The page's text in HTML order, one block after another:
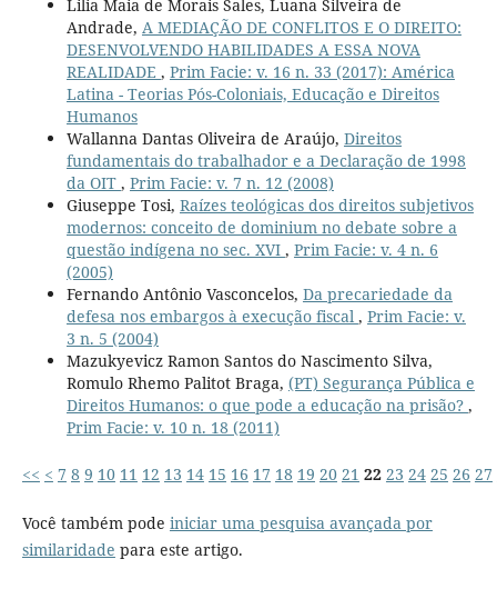
Lilia Maia de Morais Sales, Luana Silveira de
Andrade, A MEDIAÇÃO DE CONFLITOS E O DIREITO:
DESENVOLVENDO HABILIDADES A ESSA NOVA
REALIDADE , Prim Facie: v. 16 n. 33 (2017): América
Latina - Teorias Pós-Coloniais, Educação e Direitos
Humanos
Wallanna Dantas Oliveira de Araújo, Direitos
fundamentais do trabalhador e a Declaração de 1998
da OIT , Prim Facie: v. 7 n. 12 (2008)
Giuseppe Tosi, Raízes teológicas dos direitos subjetivos
modernos: conceito de dominium no debate sobre a
questão indígena no sec. XVI , Prim Facie: v. 4 n. 6
(2005)
Fernando Antônio Vasconcelos, Da precariedade da
defesa nos embargos à execução fiscal , Prim Facie: v.
3 n. 5 (2004)
Mazukyevicz Ramon Santos do Nascimento Silva,
Romulo Rhemo Palitot Braga, (PT) Segurança Pública e
Direitos Humanos: o que pode a educação na prisão? ,
Prim Facie: v. 10 n. 18 (2011)
<< < 7 8 9 10 11 12 13 14 15 16 17 18 19 20 21 22 23 24 25 26 27
Você também pode iniciar uma pesquisa avançada por
similaridade para este artigo.